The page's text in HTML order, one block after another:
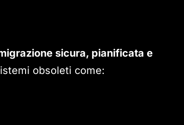
sicura, pianificata e
obsoleti come: